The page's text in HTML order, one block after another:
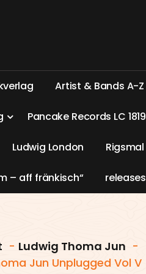
verlag Artist & Bands A-Z
Pancake Records LC 1819
Ludwig London Rigsmal
– aff fränkisch“ releases
- Ludwig Thoma Jun -
Jun Unplugged Vol V